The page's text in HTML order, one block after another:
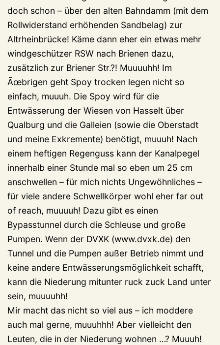
doch schon – über den alten Bahndamm (mit dem
Rollwiderstand erhöhenden Sandbelag) zur
Altrheinbrücke! Käme dann eher ein etwas mehr
windgeschützer RSW nach Brienen dazu,
zusätzlich zur Briener Str.?! Muuuuhh! Im
Ãœbrigen geht Spoy trocken legen nicht so
einfach, muuuh. Die Spoy wird für die
Entwässerung der Wiesen von Hasselt über
Qualburg und die Galleien (sowie die Oberstadt
und meine Exkremente) benötigt, muuuh! Nach
einem heftigen Regenguss kann der Kanalpegel
innerhalb einer Stunde mal so eben um 25 cm
anschwellen – für mich nichts Ungewöhnliches –
für viele andere Schwellkörper wohl eher far out
of reach, muuuuh! Dazu gibt es einen
Bypasstunnel durch die Schleuse und große
Pumpen. Wenn der DVXK (www.dvxk.de) den
Tunnel und die Pumpen außer Betrieb nimmt und
keine andere Entwässerungsmöglichkeit schafft,
kann die Niederung mitunter ruck zuck Land unter
sein, muuuuhh!
Mir macht das nicht so viel aus – ich moddere
auch mal gerne, muuuhhh! Aber vielleicht den
Leuten, die in der Niederung wohnen …? Muuuh!